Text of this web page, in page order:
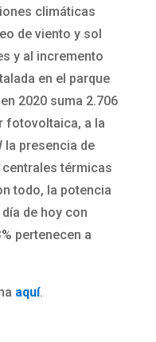
climáticas
de viento y sol
y al incremento
en el parque
2020 suma 2.706
fotovoltaica, a la
la presencia de
térmicas
todo, la potencia
de hoy con
pertenecen a
aquí.